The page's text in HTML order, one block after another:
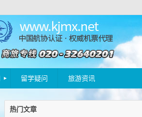
留学疑问 旅游资讯
热门文章